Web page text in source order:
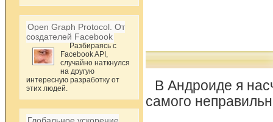
Open Graph Protocol. От
создателей Facebook
Разбираясь с
Facebook API,
случайно наткнулся
на другую
интересную разработку от
этих людей.
В Андроиде я
самого